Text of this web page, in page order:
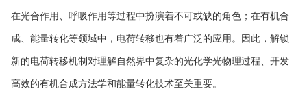
在光合作用、呼吸作用等过程中扮演着不可或缺的角色；在有机合
成、能量转化等领域中，电荷转移也有着广泛的应用。因此，解锁
新的电荷转移机制对理解自然界中复杂的光化学光物理过程、开发
高效的有机合成方法学和能量转化技术至关重要。